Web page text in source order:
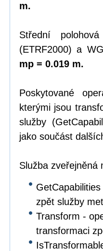
m.
Střední
(ETRF2000) a
mp = 0.019 m.
Poskytované
kterými jsou
služby
jako součást
Služba zveřejněná
zpět služby
Transform -
transformaci